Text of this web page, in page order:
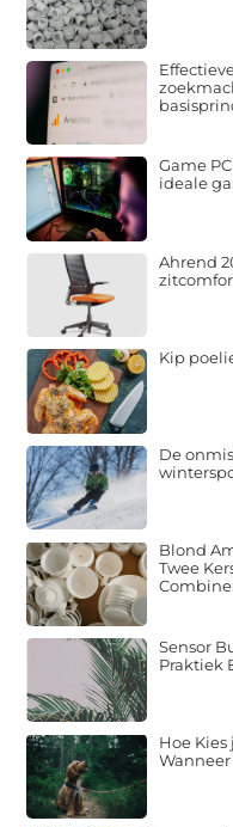
Game
ideale
Ahrend
Kip
De
Blond
Twee
Sensor
Praktiek
Hoe